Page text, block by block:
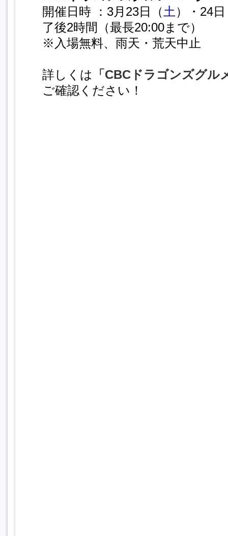
開催日時 ：3月23日（土 ）・24
了後2時間（最長20:00まで）
※入場無料、雨天・荒天中止
詳しくは
「CBCドラゴンズグル
ご確認ください！